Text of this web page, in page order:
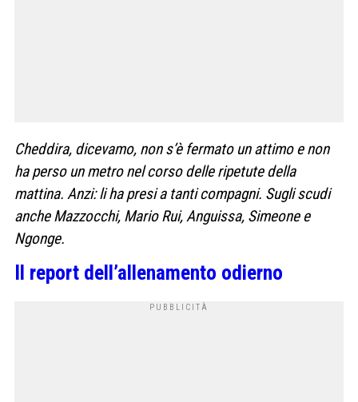
Cheddira, dicevamo, non s’è fermato un attimo e non
ha perso un metro nel corso delle ripetute della
mattina. Anzi: li ha presi a tanti compagni. Sugli scudi
anche Mazzocchi, Mario Rui, Anguissa, Simeone e
Ngonge.
Il report dell’allenamento odierno